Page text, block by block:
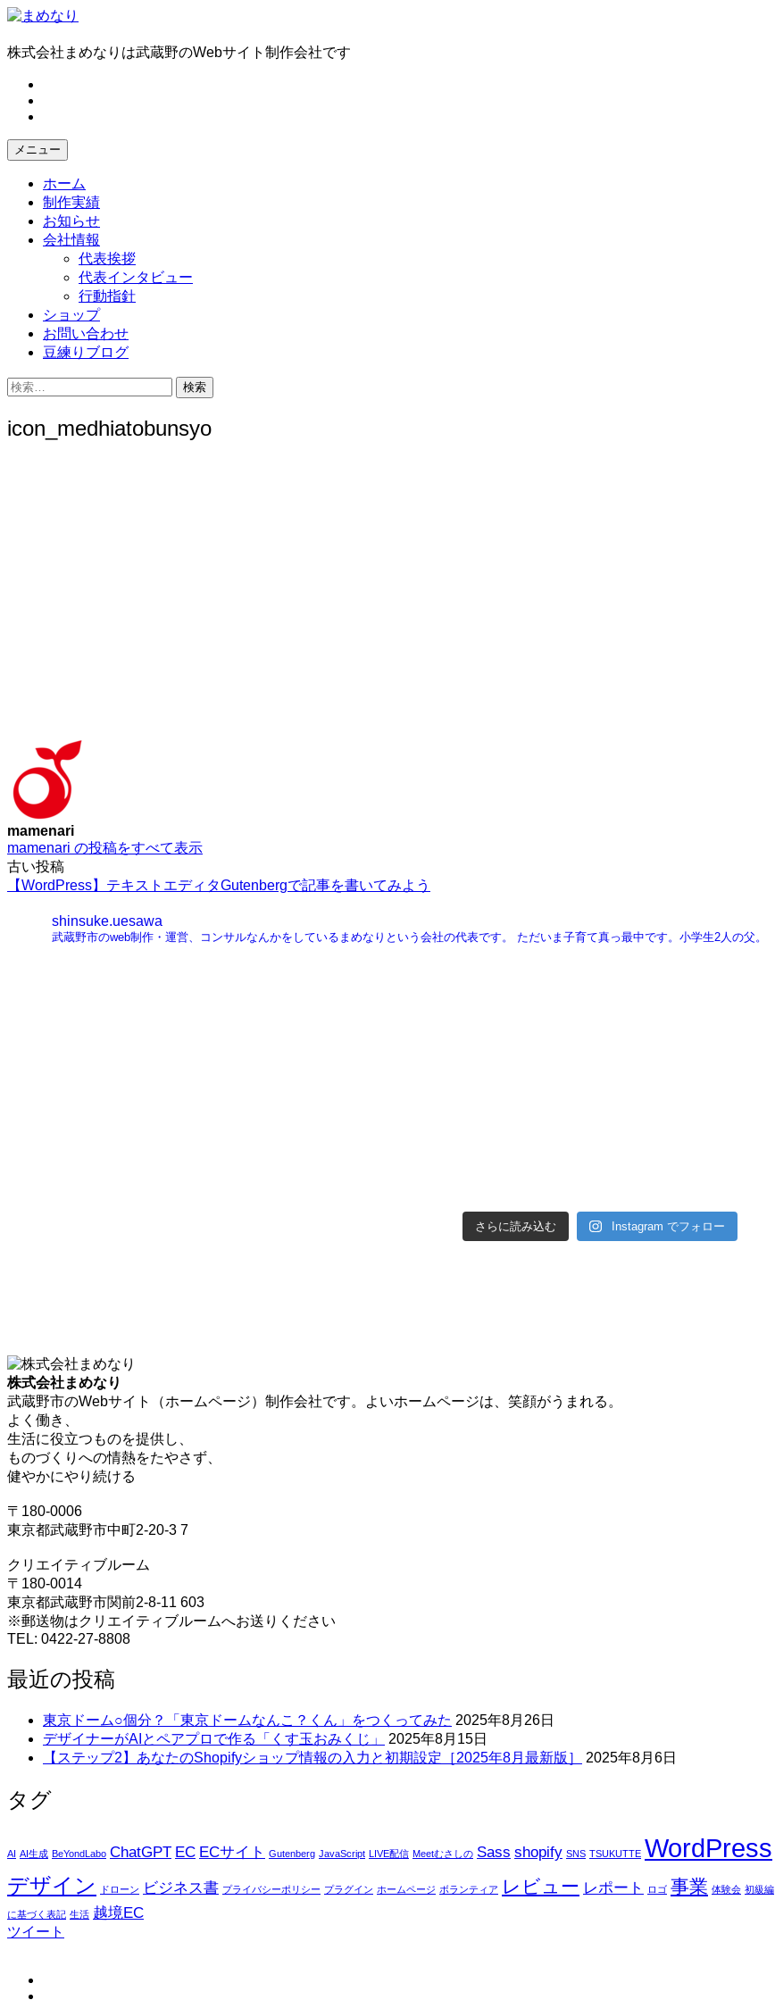
コ
テ
キ
ッ
株式会社まめなりは武蔵野のWebサイト制作会社です
メニュー
ホーム
制作実績
お知らせ
会社情報
代表挨拶
代表インタビュー
行動指針
ショップ
お問い合わせ
豆練りブログ
検
icon_medhiatobunsyo
mamenari
mamenari の投稿をすべて表示
投
稿
古い投稿
【WordPress】テキストエディタGutenbergで記事を書いてみよう
shinsuke.uesawa
武蔵野市のweb制作・運営、コンサルなんかをしているまめなりという会社の代表です。 ただいま子育て真っ最中です。小学生2人の父。
さらに読み込む Instagram でフォロー
株式会社まめなり
武蔵野市のWebサイト（ホームページ）制作会社です。よいホームページは、笑顔がうまれる。
よく働き、
生活に役立つものを提供し、
ものづくりへの情熱をたやさず、
健やかにやり続ける
〒180-0006
東京都武蔵野市中町2-20-3 7
クリエイティブルーム
〒180-0014
東京都武蔵野市関前2-8-11 603
※郵送物はクリエイティブルームへお送りください
TEL: 0422-27-8808
最近の投稿
東京ドーム○個分？「東京ドームなんこ？くん」をつくってみた 2025年8月26日
デザイナーがAIとペアプロで作る「くす玉おみくじ」
2025年8月15日
【ステップ2】あなたのShopifyショップ情報の入力と初期設定［2025年8月最新版］
2025年8月6日
タグ
AI AI生成 BeYondLabo ChatGPT EC ECサイト Gutenberg JavaScript LIVE配信 Meetむさしの Sass shopify SNS TSUKUTTE WordPress
デザイン ドローン ビジネス書 プライバシーポリシー プラグイン ホームページ ボランティア レビュー レポート ロゴ 事業 体験会 初級編
に基づく表記 生活 越境EC
ツイート